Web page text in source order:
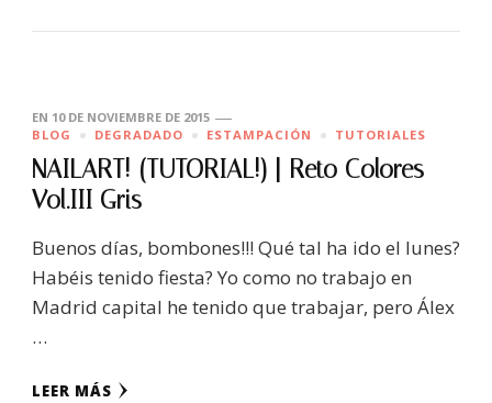
EN 10 DE NOVIEMBRE DE 2015
BLOG
DEGRADADO ESTAMPACIÓN TUTORIALES
NAILART! (TUTORIAL!) | Reto Colores
Vol.III Gris
Buenos días, bombones!!! Qué tal ha ido el lunes?
Habéis tenido fiesta? Yo como no trabajo en
Madrid capital he tenido que trabajar, pero Álex
…
LEER MÁS